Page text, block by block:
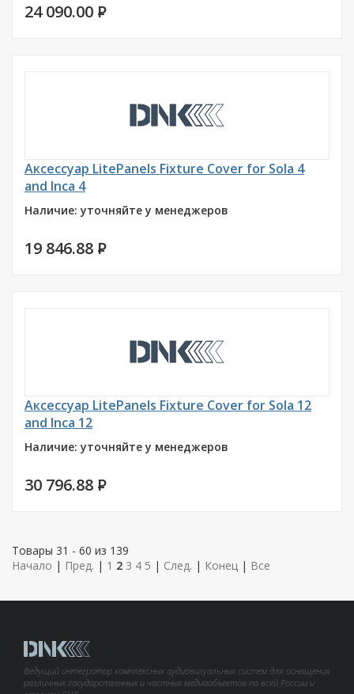
24 090.00 P
Аксессуар LitePanels Fixture Cover for Sola 4
and Inca 4
Наличие: уточняйте у менеджеров
19 846.88 P
Аксессуар LitePanels Fixture Cover for Sola 12
and Inca 12
Наличие: уточняйте у менеджеров
30 796.88 P
Товары 31 - 60 из 139
Начало | Пред. | 1 2 3 4 5 | След. | Конец | Все
Ведущий интегратор комплексных аудиовизуальных систем для оснащения
различных государственных и частных медиаобъектов по всей России и